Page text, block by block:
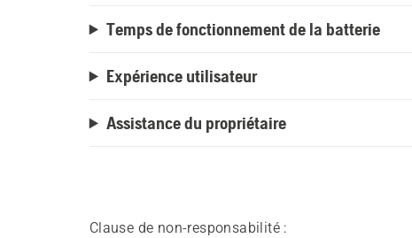
Temps de fonctionnement de la batterie
Expérience utilisateur
Assistance du propriétaire
Clause de non-responsabilité :